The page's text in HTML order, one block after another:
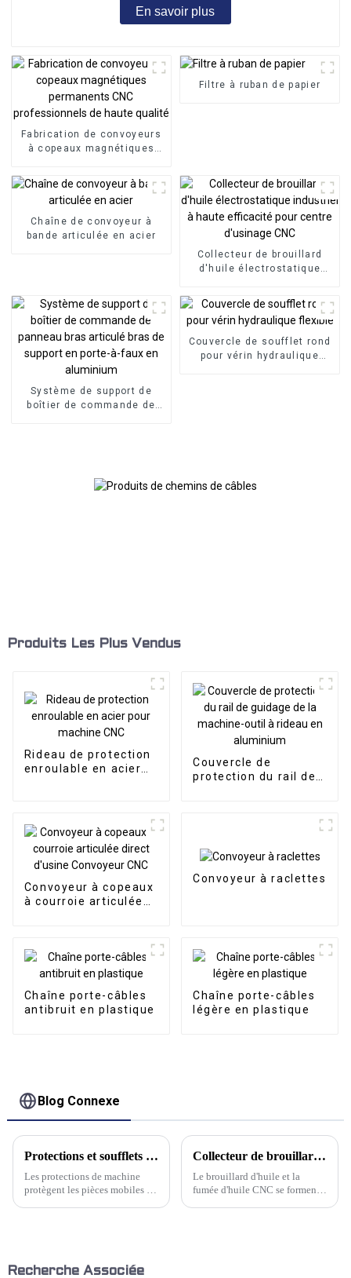
En savoir plus
Fabrication de convoyeurs
à copeaux magnétiques
qualité
Filtre à ruban de papier
Chaîne de convoyeur à
bande articulée en acier
Collecteur de brouillard
d'huile électrostatique
d'usinage CNC
Système de support de
boîtier de commande de
Couvercle de soufflet rond
pour vérin hydraulique
Produits Les Plus Vendus
Rideau de protection
enroulable en acier
Couvercle de
protection du rail de
Convoyeur à copeaux
à courroie articulée
Convoyeur à raclettes
Chaîne porte-câbles
antibruit en plastique
Chaîne porte-câbles
légère en plastique
Blog Connexe
Protections et soufflets de voies de machine
Les protections de machine
protègent les pièces mobiles et
les marques et tous les modèles
Collecteur de brouillard d'huile — une solution propre pour les personnes, les machines et l'environnement
Le brouillard d'huile et la
fumée d'huile CNC se forment
Recherche Associée